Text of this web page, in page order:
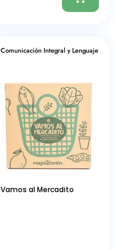
Comunicación Integral y Lenguaje
Vamos al Mercadito